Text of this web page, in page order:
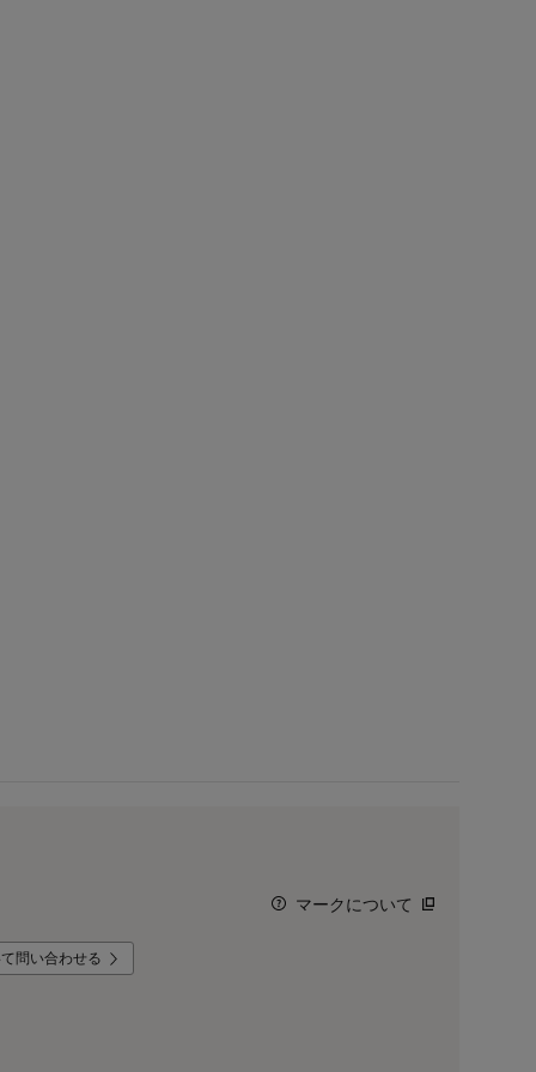
マークについて
問い合わせる